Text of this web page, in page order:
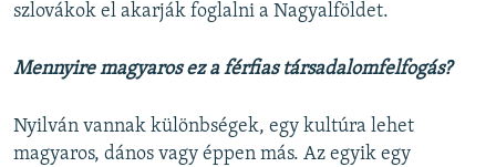
szlovákok el akarják foglalni a Nagyalföldet.
Mennyire magyaros ez a férfias társadalomfelfogás?
Nyilván vannak különbségek, egy kultúra lehet
magyaros, dános vagy éppen más. Az egyik egy